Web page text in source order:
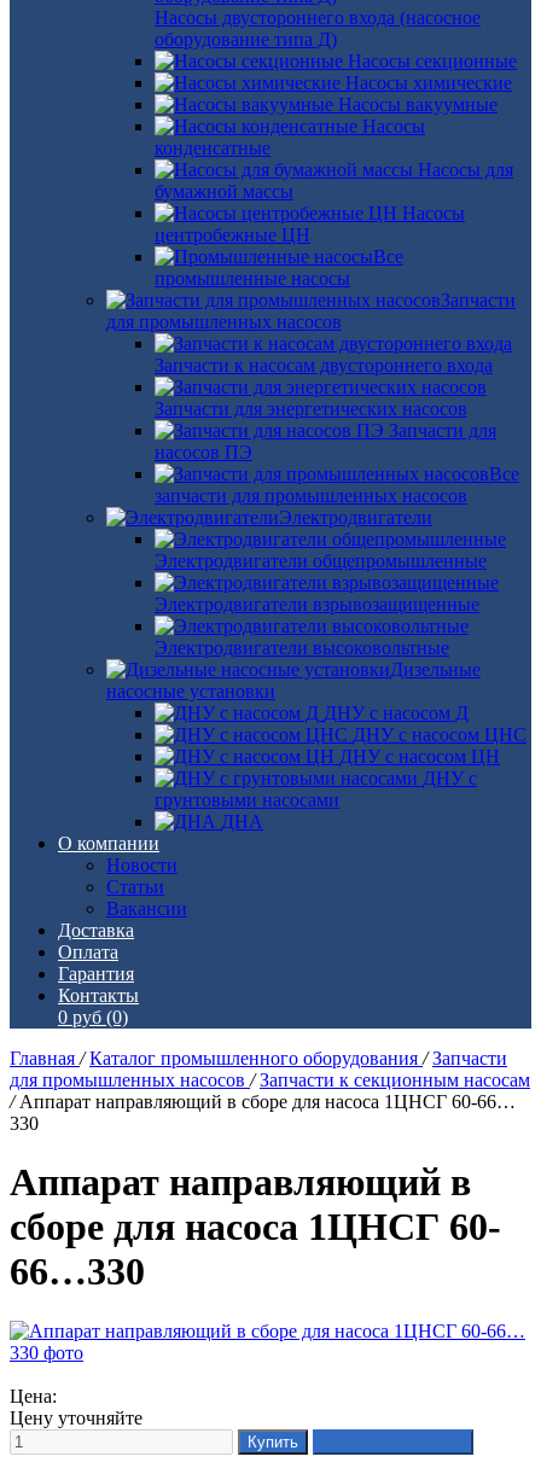
Насосы двустороннего входа (насосное
оборудование типа Д)
Насосы секционные
Насосы химические
Насосы вакуумные
Насосы
конденсатные
Насосы для
бумажной массы
Насосы
центробежные ЦН
Все
промышленные насосы
Запчасти
для промышленных насосов
Запчасти к насосам двустороннего входа
Запчасти для энергетических насосов
Запчасти для
насосов ПЭ
Все
запчасти для промышленных насосов
Электродвигатели
Электродвигатели общепромышленные
Электродвигатели взрывозащищенные
Электродвигатели высоковольтные
Дизельные
насосные установки
ДНУ с насосом Д
ДНУ с насосом ЦНС
ДНУ с насосом ЦН
ДНУ с
грунтовыми насосами
ДНА
О компании
Новости
Статьи
Вакансии
Доставка
Оплата
Гарантия
Контакты
0 руб (0)
Главная / Каталог промышленного оборудования / Запчасти
для промышленных насосов / Запчасти к секционным насосам
/ Аппарат направляющий в сборе для насоса 1ЦНСГ 60-66…
330
Аппарат направляющий в
сборе для насоса 1ЦНСГ 60-
66…330
Цена:
Цену уточняйте